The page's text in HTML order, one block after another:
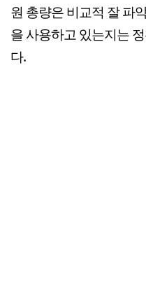
원 총량은 비교적 잘 파
을 사용하고 있는지는
다.